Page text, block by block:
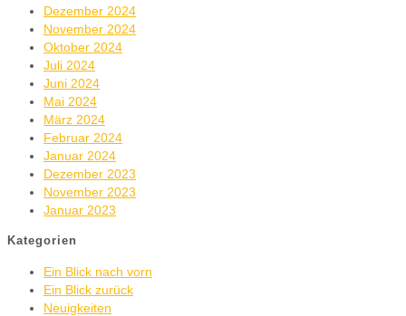
Dezember 2024
November 2024
Oktober 2024
Juli 2024
Juni 2024
Mai 2024
März 2024
Februar 2024
Januar 2024
Dezember 2023
November 2023
Januar 2023
Kategorien
Ein Blick nach vorn
Ein Blick zurück
Neuigkeiten